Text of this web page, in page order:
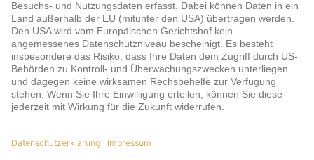
Zahlungsarten & Sicherheit